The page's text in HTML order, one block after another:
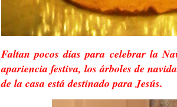
Faltan pocos días para celebrar la
apariencia festiva, los árboles de
de la casa está destinado para Jesús.